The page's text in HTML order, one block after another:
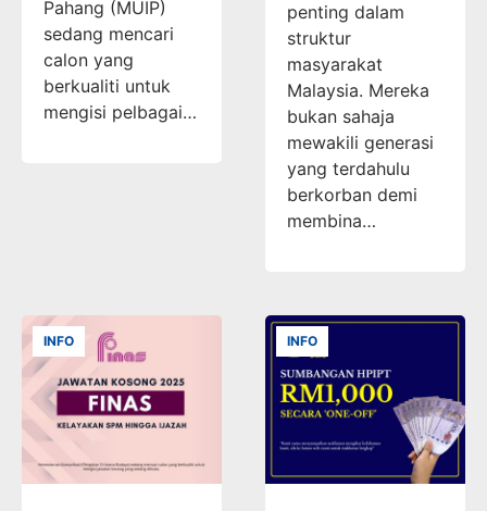
Pahang (MUIP)
sedang mencari
calon yang
berkualiti untuk
mengisi pelbagai…
penting dalam
struktur
masyarakat
Malaysia. Mereka
bukan sahaja
mewakili generasi
yang terdahulu
berkorban demi
membina…
INFO INFO